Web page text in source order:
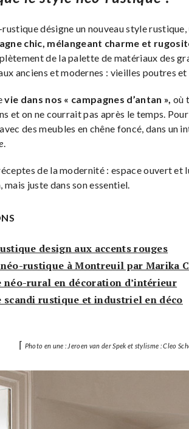
désigne un nouveau style rustique,
chic, mélangeant charme et
de la palette de matériaux des
anciens et modernes : vieilles poutres
vie dans nos « campagnes d’antan », où
et on ne courrait pas après le temps.
des meubles en chêne foncé, dans un
.
de la modernité : espace ouvert et
juste dans son essentiel.
design aux accents rouges
rustique à Montreuil par Marika
néo-rural en décoration d’intérieur
scandi rustique et industriel en déco
⌈ Photo en une : Jeroen van der Spek et stylisme : Cleo